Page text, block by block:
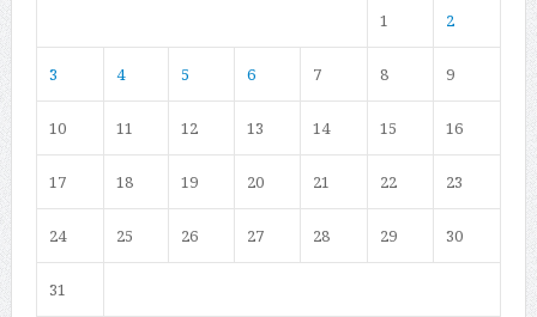
1 2
3 4 5 6 7 8 9
10 11 12 13 14 15 16
17 18 19 20 21 22 23
24 25 26 27 28 29 30
31